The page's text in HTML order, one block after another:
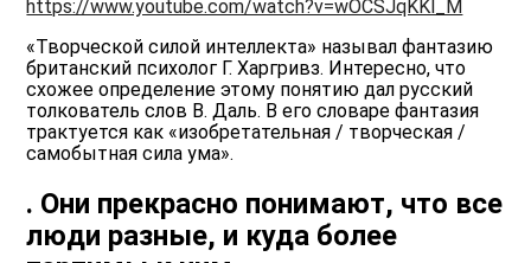
https://www.youtube.com/watch?v=wOCSJqKKl_M
«Творческой силой интеллекта» называл фантазию
британский психолог Г. Харгривз. Интересно, что
схожее определение этому понятию дал русский
толкователь слов В. Даль. В его словаре фантазия
трактуется как «изобретательная / творческая /
самобытная сила ума».
. Они прекрасно понимают, что все
люди разные, и куда более